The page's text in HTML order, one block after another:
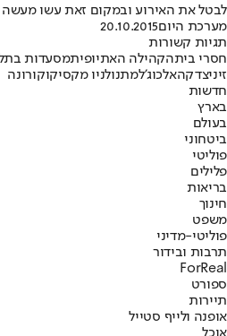
לבטל את האירוע ובמקום זאת עשו
מערכת היום20.10.2015
תגיות קשורות
חסרי ביתהקהילה האתיופיתמסעדות
זיניצדקהאלכוג'למתנולניו מקסיקוקורונה
חדשות
בארץ
בעולם
ביטחוני
פוליטי
פלילים
בריאות
חינוך
משפט
פוליטי-מדיני
תרבות ובידור
ForReal
ספורט
תיירות
אופנה ולייף סטייל